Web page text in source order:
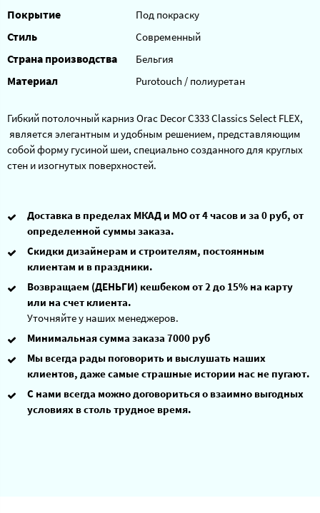
Покрытие Под покраску
Стиль Современный
Страна производства Бельгия
Материал Purotouch / полиуретан
Гибкий потолочный карниз Orac Decor C333 Classics Select FLEX,
является элегантным и удобным решением, представляющим
собой форму гусиной шеи, специально созданного для круглых
стен и изогнутых поверхностей.
Доставка в пределах МКАД и МО от 4 часов и за 0 руб, от
определенной суммы заказа.
Скидки дизайнерам и строителям, постоянным
клиентам и в праздники.
Возвращаем (ДЕНЬГИ) кешбеком от 2 до 15% на карту
или на счет клиента.
Уточняйте у наших менеджеров.
Минимальная сумма заказа 7000 руб
Мы всегда рады поговорить и выслушать наших
клиентов, даже самые страшные истории нас не пугают.
С нами всегда можно договориться о взаимно выгодных
условиях в столь трудное время.